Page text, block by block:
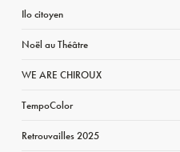
Ilo citoyen
Noël au Théâtre
WE ARE CHIROUX
TempoColor
Retrouvailles 2025